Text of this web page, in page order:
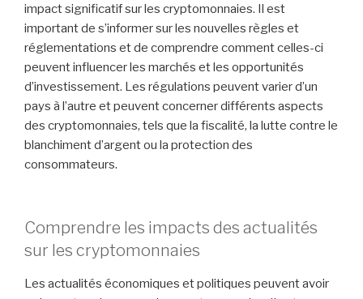
impact significatif sur les cryptomonnaies. Il est
important de s’informer sur les nouvelles règles et
réglementations et de comprendre comment celles-ci
peuvent influencer les marchés et les opportunités
d’investissement. Les régulations peuvent varier d’un
pays à l’autre et peuvent concerner différents aspects
des cryptomonnaies, tels que la fiscalité, la lutte contre le
blanchiment d’argent ou la protection des
consommateurs.
Comprendre les impacts des actualités
sur les cryptomonnaies
Les actualités économiques et politiques peuvent avoir